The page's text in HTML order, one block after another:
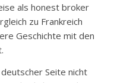
als honest broker
zu Frankreich
Geschichte mit den
Seite nicht